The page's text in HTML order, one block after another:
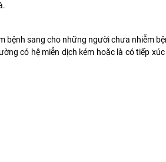
bệnh sang cho những người chưa nhiễm
có hệ miễn dịch kém hoặc là có tiếp